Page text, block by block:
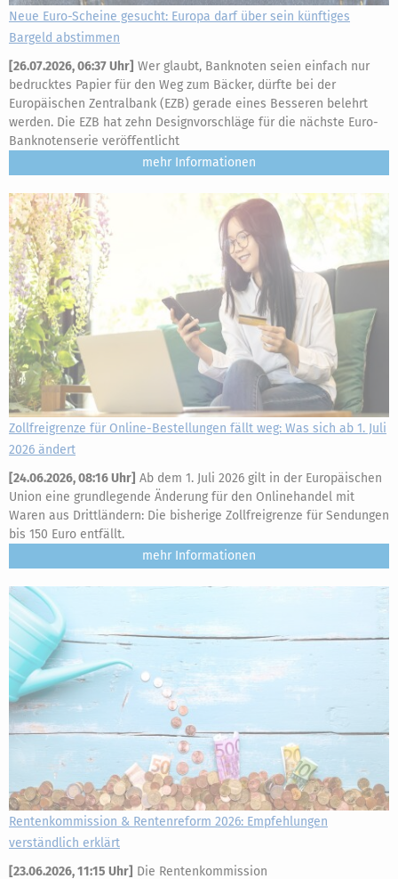
Neue Euro-Scheine gesucht: Europa darf über sein künftiges
Bargeld abstimmen
[26.07.2026, 06:37 Uhr] Wer glaubt, Banknoten seien einfach nur
bedrucktes Papier für den Weg zum Bäcker, dürfte bei der
Europäischen Zentralbank (EZB) gerade eines Besseren belehrt
werden. Die EZB hat zehn Designvorschläge für die nächste Euro-
Banknotenserie veröffentlicht
mehr
Zollfreigrenze für Online-Bestellungen fällt weg: Was sich ab 1. Juli
2026 ändert
[24.06.2026, 08:16 Uhr] Ab dem 1. Juli 2026 gilt in der Europäischen
Union eine grundlegende Änderung für den Onlinehandel mit
Waren aus Drittländern: Die bisherige Zollfreigrenze für Sendungen
bis 150 Euro entfällt.
mehr
Rentenkommission & Rentenreform 2026: Empfehlungen
verständlich erklärt
[23.06.2026, 11:15 Uhr] Die Rentenkommission